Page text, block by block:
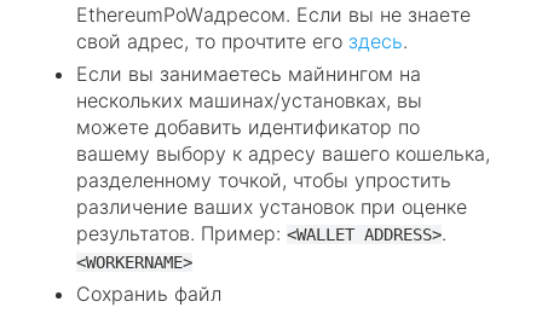
EthereumPoWадресом. Если вы не знаете
свой адрес, то прочтите его здесь.
Если вы занимаетесь майнингом на
нескольких машинах/установках, вы
можете добавить идентификатор по
вашему выбору к адресу вашего кошелька,
разделенному точкой, чтобы упростить
различение ваших установок при оценке
результатов. Пример: <WALLET ADDRESS>.
<WORKERNAME>
Сохраниь файл